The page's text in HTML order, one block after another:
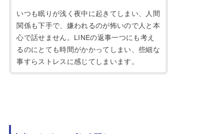
いつも眠りが浅く夜中に起きてしまい、人間
関係も下手で、嫌われるのが怖いので人と本
心で話せません。LINEの返事一つにも考え
るのにとても時間がかかってしまい、些細な
事すらストレスに感じてしまいます。